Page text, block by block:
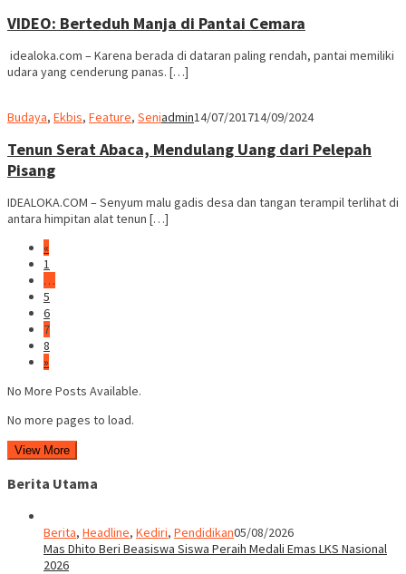
VIDEO: Berteduh Manja di Pantai Cemara
idealoka.com – Karena berada di dataran paling rendah, pantai memiliki
udara yang cenderung panas. […]
Budaya, Ekbis, Feature, Seniadmin14/07/201714/09/2024
Tenun Serat Abaca, Mendulang Uang dari Pelepah
Pisang
IDEALOKA.COM – Senyum malu gadis desa dan tangan terampil terlihat di
antara himpitan alat tenun […]
«
1
…
5
6
7
8
»
No More Posts Available.
No more pages to load.
View More
Berita Utama
Berita, Headline, Kediri, Pendidikan05/08/2026
Mas Dhito Beri Beasiswa Siswa Peraih Medali Emas LKS Nasional
2026